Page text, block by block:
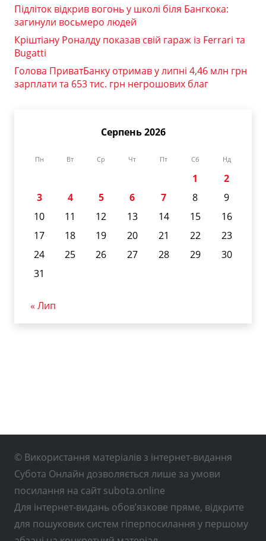
Підліток відкрив вогонь у школі біля Бангкока:
загинули восьмеро людей
Кріштіану Роналду показав свій гараж із Ferrari та
Bugatti
Голова ПриватБанку отримав у липні 4,46 млн грн
зарплати та 653 тис. грн негрошових благ
Серпень 2026
Пн Вт Ср Чт Пт Сб Нд
1
2
3
4 5 6 7 8
9
10
11 12 13 14 15
16
17
18 19 20 21 22
23
24
25 26 27 28 29
30
31
« Лип
© Використання матеріалів з інтернет-видання
Субота Онлайн дозволяється лише за умови
посилання на сайт subota.online
Для інтернет-видань обов’язкове пряме, відкрите
для пошукових систем гіперпосилання у першому